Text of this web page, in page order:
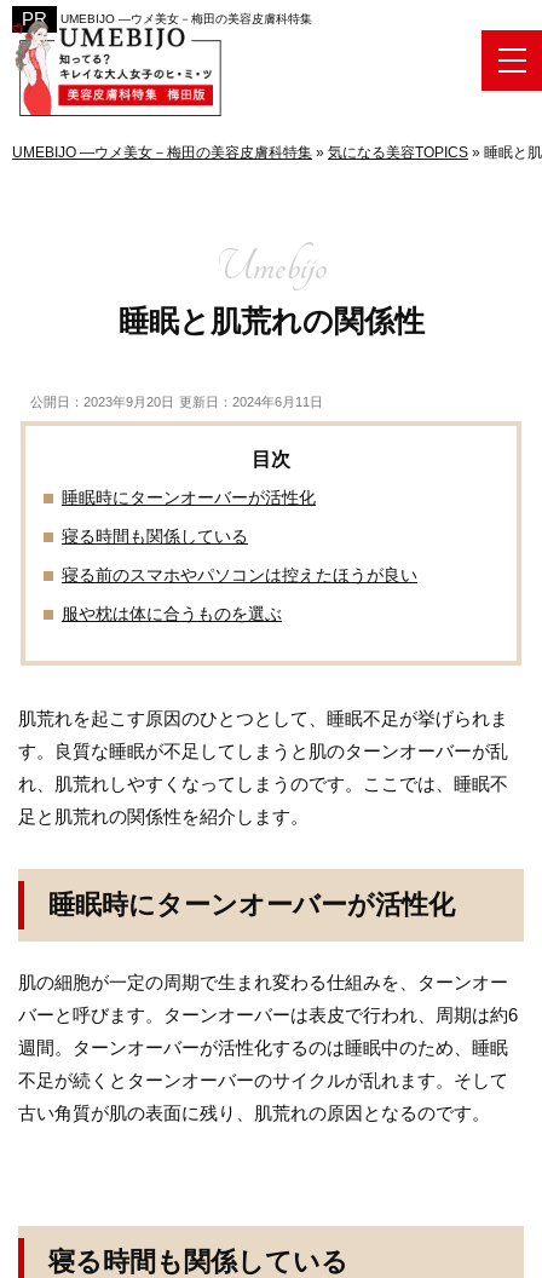
UMEBIJO ―ウメ美女－梅田の美容皮膚科特集
UMEBIJO ―ウメ美女－梅田の美容皮膚科特集 » 気になる美容TOPICS » 睡眠と
睡眠と肌荒れの関係性
公開日：2023年9月20日 更新日：2024年6月11日
睡眠時にターンオーバーが活性化
寝る時間も関係している
寝る前のスマホやパソコンは控えたほうが良い
服や枕は体に合うものを選ぶ
肌荒れを起こす原因のひとつとして、睡眠不足が挙げられま
す。良質な睡眠が不足してしまうと肌のターンオーバーが乱
れ、肌荒れしやすくなってしまうのです。ここでは、睡眠不
足と肌荒れの関係性を紹介します。
睡眠時にターンオーバーが活性化
肌の細胞が一定の周期で生まれ変わる仕組みを、ターンオー
バーと呼びます。ターンオーバーは表皮で行われ、周期は約6
週間。ターンオーバーが活性化するのは睡眠中のため、睡眠
不足が続くとターンオーバーのサイクルが乱れます。そして
古い角質が肌の表面に残り、肌荒れの原因となるのです。
寝る時間も関係している